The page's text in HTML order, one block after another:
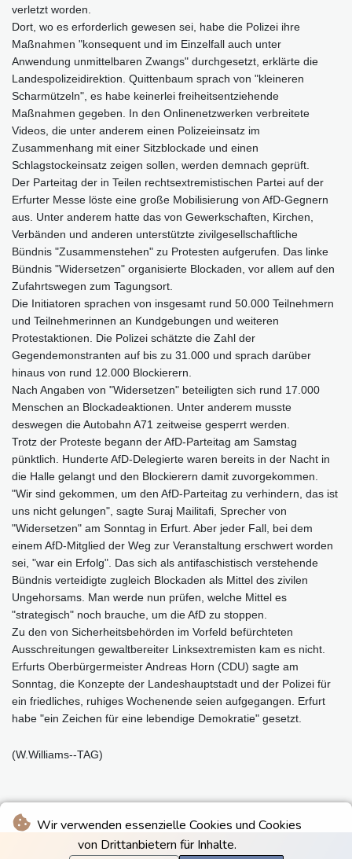
Wir verwenden essenzielle Cookies und Cookies
von Drittanbietern für Inhalte.
verletzt worden.
Dort, wo es erforderlich gewesen sei, habe die Polizei ihre
Maßnahmen "konsequent und im Einzelfall auch unter
Anwendung unmittelbaren Zwangs" durchgesetzt, erklärte die
Landespolizeidirektion. Quittenbaum sprach von "kleineren
Scharmützeln", es habe keinerlei freiheitsentziehende
Maßnahmen gegeben. In den Onlinenetzwerken verbreitete
Videos, die unter anderem einen Polizeieinsatz im
Zusammenhang mit einer Sitzblockade und einen
Schlagstockeinsatz zeigen sollen, werden demnach geprüft.
Der Parteitag der in Teilen rechtsextremistischen Partei auf der
Erfurter Messe löste eine große Mobilisierung von AfD-Gegnern
aus. Unter anderem hatte das von Gewerkschaften, Kirchen,
Verbänden und anderen unterstützte zivilgesellschaftliche
Bündnis "Zusammenstehen" zu Protesten aufgerufen. Das linke
Bündnis "Widersetzen" organisierte Blockaden, vor allem auf den
Zufahrtswegen zum Tagungsort.
Die Initiatoren sprachen von insgesamt rund 50.000 Teilnehmern
und Teilnehmerinnen an Kundgebungen und weiteren
Protestaktionen. Die Polizei schätzte die Zahl der
Gegendemonstranten auf bis zu 31.000 und sprach darüber
hinaus von rund 12.000 Blockierern.
Nach Angaben von "Widersetzen" beteiligten sich rund 17.000
Menschen an Blockadeaktionen. Unter anderem musste
deswegen die Autobahn A71 zeitweise gesperrt werden.
Trotz der Proteste begann der AfD-Parteitag am Samstag
pünktlich. Hunderte AfD-Delegierte waren bereits in der Nacht in
die Halle gelangt und den Blockierern damit zuvorgekommen.
"Wir sind gekommen, um den AfD-Parteitag zu verhindern, das ist
uns nicht gelungen", sagte Suraj Mailitafi, Sprecher von
"Widersetzen" am Sonntag in Erfurt. Aber jeder Fall, bei dem
einem AfD-Mitglied der Weg zur Veranstaltung erschwert worden
sei, "war ein Erfolg". Das sich als antifaschistisch verstehende
Bündnis verteidigte zugleich Blockaden als Mittel des zivilen
Ungehorsams. Man werde nun prüfen, welche Mittel es
"strategisch" noch brauche, um die AfD zu stoppen.
Zu den von Sicherheitsbehörden im Vorfeld befürchteten
Ausschreitungen gewaltbereiter Linksextremisten kam es nicht.
Erfurts Oberbürgermeister Andreas Horn (CDU) sagte am
Sonntag, die Konzepte der Landeshauptstadt und der Polizei für
ein friedliches, ruhiges Wochenende seien aufgegangen. Erfurt
habe "ein Zeichen für eine lebendige Demokratie" gesetzt.
(W.Williams--TAG)